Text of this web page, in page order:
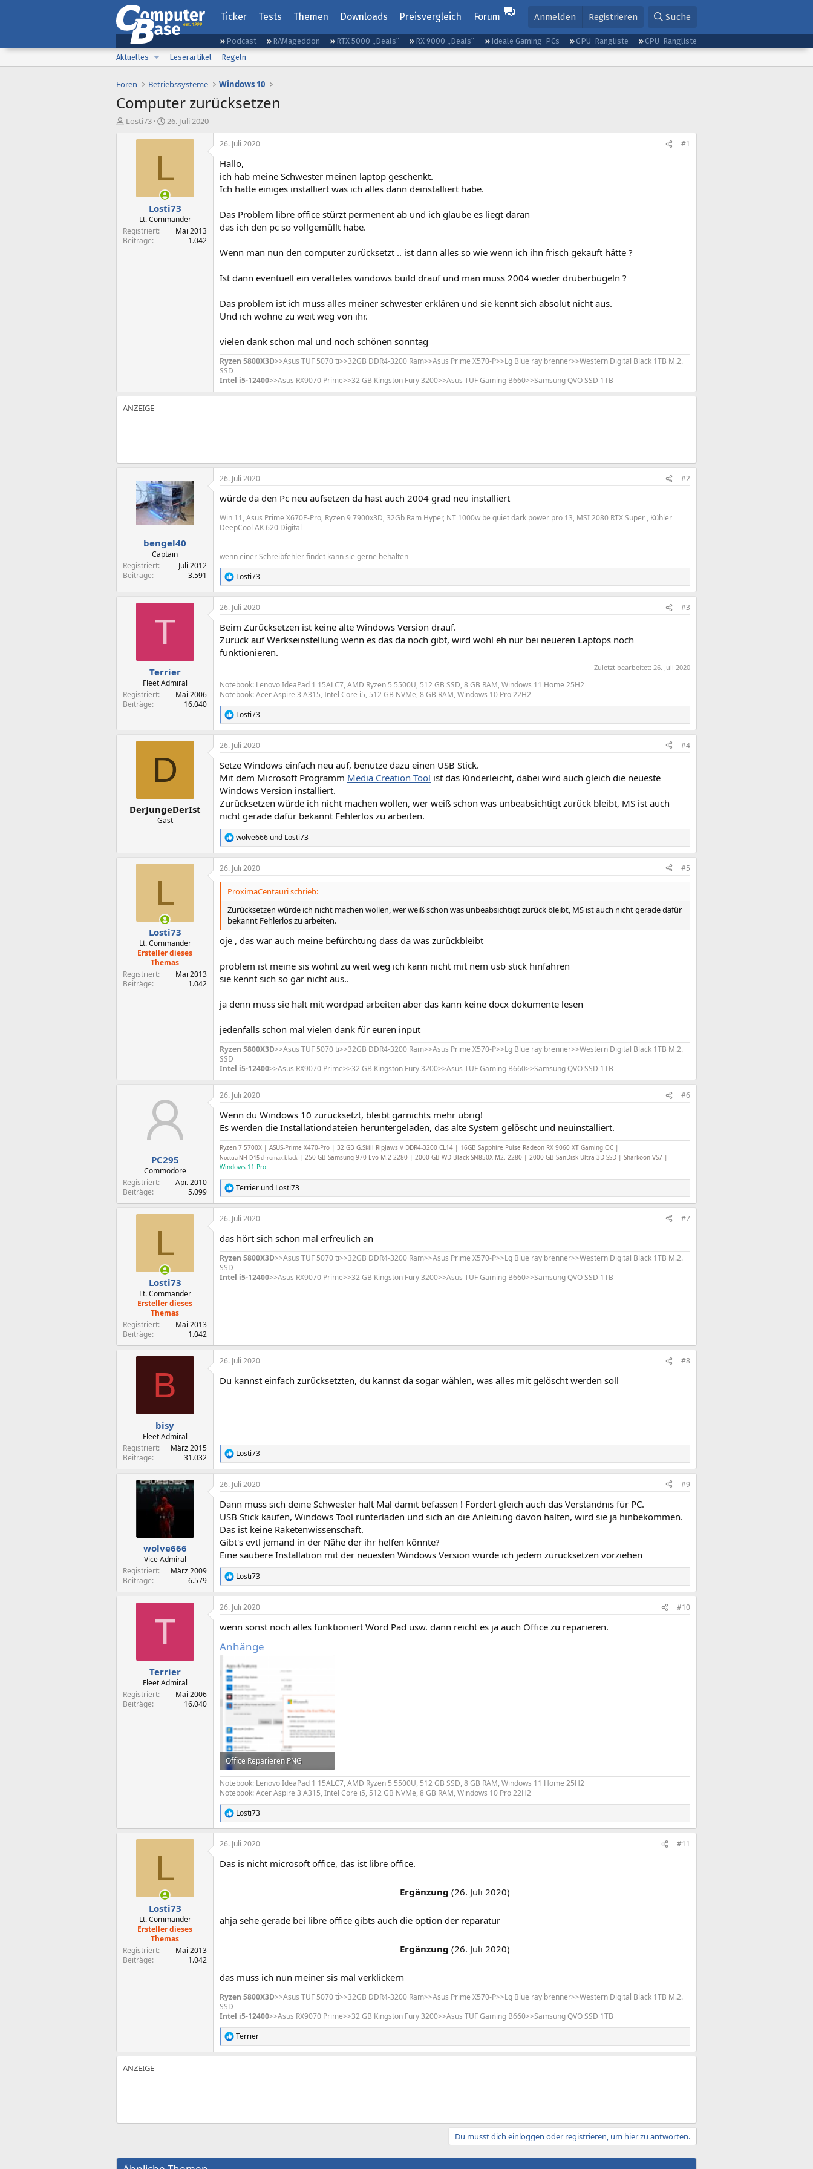
Ticker Tests Themen Downloads Preisvergleich Forum Anmelden Registrieren Suche
Podcast RAMageddon RTX 5000 „Deals“ RX 9000 „Deals“ Ideale Gaming-PCs GPU-Rangliste
CPU-Rangliste
Aktuelles
Leserartikel Regeln
Foren Betriebssysteme Windows 10
Computer zurücksetzen
ELosti73
E
s
l
t
a
m
26. Juli 2020
L
Losti73
Lt. Commander
Registriert
Mai 2013
Beiträge
1.042
26. Juli 2020 #1
Hallo,
ich hab meine Schwester meinen laptop geschenkt.
Ich hatte einiges installiert was ich alles dann deinstalliert habe.
Das Problem libre office stürzt permenent ab und ich glaube es liegt daran
das ich den pc so vollgemüllt habe.
Wenn man nun den computer zurücksetzt .. ist dann alles so wie wenn ich ihn frisch gekauft hätte ?
Ist dann eventuell ein veraltetes windows build drauf und man muss 2004 wieder drüberbügeln ?
Das problem ist ich muss alles meiner schwester erklären und sie kennt sich absolut nicht aus.
Und ich wohne zu weit weg von ihr.
vielen dank schon mal und noch schönen sonntag
Ryzen 5800X3D>>Asus TUF 5070 ti>>32GB DDR4-3200 Ram>>Asus Prime X570-P>>Lg Blue ray brenner>>Western Digital Black 1TB M.2.
SSD
Intel i5-12400>>Asus RX9070 Prime>>32 GB Kingston Fury 3200>>Asus TUF Gaming B660>>Samsung QVO SSD 1TB
bengel40
Captain
Registriert
Juli 2012
Beiträge
3.591
26. Juli 2020 #2
würde da den Pc neu aufsetzen da hast auch 2004 grad neu installiert
Win 11, Asus Prime X670E-Pro, Ryzen 9 7900x3D, 32Gb Ram Hyper, NT 1000w be quiet dark power pro 13, MSI 2080 RTX Super , Kühler
DeepCool AK 620 Digital
wenn einer Schreibfehler findet kann sie gerne behalten
R
e
a
k
i
o
e
:
Losti73
T
Terrier
Fleet Admiral
Registriert
Mai 2006
Beiträge
16.040
26. Juli 2020 #3
Beim Zurücksetzen ist keine alte Windows Version drauf.
Zurück auf Werkseinstellung wenn es das da noch gibt, wird wohl eh nur bei neueren Laptops noch
funktionieren.
Zuletzt bearbeitet: 26. Juli 2020
Notebook: Lenovo IdeaPad 1 15ALC7, AMD Ryzen 5 5500U, 512 GB SSD, 8 GB RAM, Windows 11 Home 25H2
Notebook: Acer Aspire 3 A315, Intel Core i5, 512 GB NVMe, 8 GB RAM, Windows 10 Pro 22H2
R
e
a
k
i
o
n
e
n
:
Losti73
D
DerJungeDerIst
Gast
26. Juli 2020 #4
Setze Windows einfach neu auf, benutze dazu einen USB Stick.
Mit dem Microsoft Programm Media Creation Tool ist das Kinderleicht, dabei wird auch gleich die neueste
Windows Version installiert.
Zurücksetzen würde ich nicht machen wollen, wer weiß schon was unbeabsichtigt zurück bleibt, MS ist auch
nicht gerade dafür bekannt Fehlerlos zu arbeiten.
R
e
a
k
t
n
n
:
wolve666 und Losti73
L
Losti73
Lt. Commander
Ersteller dieses
Themas
Registriert
Mai 2013
Beiträge
1.042
26. Juli 2020 #5
ProximaCentauri schrieb:
Zurücksetzen würde ich nicht machen wollen, wer weiß schon was unbeabsichtigt zurück bleibt, MS ist auch nicht gerade dafür
bekannt Fehlerlos zu arbeiten.
oje , das war auch meine befürchtung dass da was zurückbleibt
problem ist meine sis wohnt zu weit weg ich kann nicht mit nem usb stick hinfahren
sie kennt sich so gar nicht aus..
ja denn muss sie halt mit wordpad arbeiten aber das kann keine docx dokumente lesen
jedenfalls schon mal vielen dank für euren input
Ryzen 5800X3D>>Asus TUF 5070 ti>>32GB DDR4-3200 Ram>>Asus Prime X570-P>>Lg Blue ray brenner>>Western Digital Black 1TB M.2.
SSD
Intel i5-12400>>Asus RX9070 Prime>>32 GB Kingston Fury 3200>>Asus TUF Gaming B660>>Samsung QVO SSD 1TB
PC295
Commodore
Registriert
Apr. 2010
Beiträge
5.099
26. Juli 2020 #6
Wenn du Windows 10 zurücksetzt, bleibt garnichts mehr übrig!
Es werden die Installationdateien heruntergeladen, das alte System gelöscht und neuinstalliert.
Ryzen 7 5700X | ASUS-Prime X470-Pro | 32 GB G.Skill RipJaws V DDR4-3200 CL14 | 16GB Sapphire Pulse Radeon RX 9060 XT Gaming OC |
Noctua NH-D15 chromax.black | 250 GB Samsung 970 Evo M.2 2280 | 2000 GB WD Black SN850X M2. 2280 | 2000 GB SanDisk Ultra 3D SSD | Sharkoon VS7 |
Windows 11 Pro
R
e
a
k
i
o
n
e
n
Terrier und Losti73
L
Losti73
Lt. Commander
Ersteller dieses
Themas
Registriert
Mai 2013
Beiträge
1.042
26. Juli 2020 #7
das hört sich schon mal erfreulich an
Ryzen 5800X3D>>Asus TUF 5070 ti>>32GB DDR4-3200 Ram>>Asus Prime X570-P>>Lg Blue ray brenner>>Western Digital Black 1TB M.2.
SSD
Intel i5-12400>>Asus RX9070 Prime>>32 GB Kingston Fury 3200>>Asus TUF Gaming B660>>Samsung QVO SSD 1TB
B
bisy
Fleet Admiral
Registriert
März 2015
Beiträge
31.032
26. Juli 2020 #8
Du kannst einfach zurücksetzten, du kannst da sogar wählen, was alles mit gelöscht werden soll
R
e
a
k
i
o
n
e
n
:
Losti73
wolve666
Vice Admiral
Registriert
März 2009
Beiträge
6.579
26. Juli 2020 #9
Dann muss sich deine Schwester halt Mal damit befassen ! Fördert gleich auch das Verständnis für PC.
USB Stick kaufen, Windows Tool runterladen und sich an die Anleitung davon halten, wird sie ja hinbekommen.
Das ist keine Raketenwissenschaft.
Gibt's evtl jemand in der Nähe der ihr helfen könnte?
Eine saubere Installation mit der neuesten Windows Version würde ich jedem zurücksetzen vorziehen
R
e
a
k
i
n
n
:
Losti73
T
Terrier
Fleet Admiral
Registriert
Mai 2006
Beiträge
16.040
26. Juli 2020 #10
wenn sonst noch alles funktioniert Word Pad usw. dann reicht es ja auch Office zu reparieren.
Anhänge
Office Reparieren.PNG
126,2 KB · Aufrufe: 178
Notebook: Lenovo IdeaPad 1 15ALC7, AMD Ryzen 5 5500U, 512 GB SSD, 8 GB RAM, Windows 11 Home 25H2
Notebook: Acer Aspire 3 A315, Intel Core i5, 512 GB NVMe, 8 GB RAM, Windows 10 Pro 22H2
R
e
a
k
i
e
Losti73
L
Losti73
Lt. Commander
Ersteller dieses
Themas
Registriert
Mai 2013
Beiträge
1.042
26. Juli 2020 #11
Das is nicht microsoft office, das ist libre office.
Ergänzung (26. Juli 2020)
ahja sehe gerade bei libre office gibts auch die option der reparatur
Ergänzung (26. Juli 2020)
das muss ich nun meiner sis mal verklickern
Ryzen 5800X3D>>Asus TUF 5070 ti>>32GB DDR4-3200 Ram>>Asus Prime X570-P>>Lg Blue ray brenner>>Western Digital Black 1TB M.2.
SSD
Intel i5-12400>>Asus RX9070 Prime>>32 GB Kingston Fury 3200>>Asus TUF Gaming B660>>Samsung QVO SSD 1TB
R
e
a
Terrier
Du musst dich einloggen oder registrieren, um hier zu antworten.